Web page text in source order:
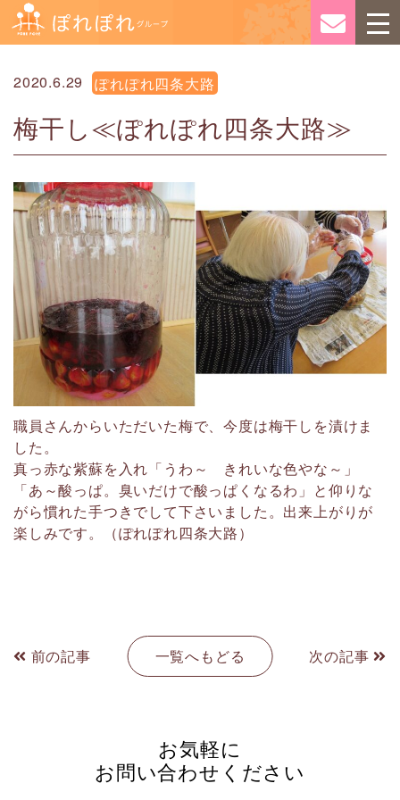
2020.6.29 ぽれぽれ四条大路
梅干し≪ぽれぽれ四条大路≫
職員さんからいただいた梅で、今度は梅干しを漬けま
した。
真っ赤な紫蘇を入れ「うわ～ きれいな色やな～」
「あ～酸っぱ。臭いだけで酸っぱくなるわ」と仰りな
がら慣れた手つきでして下さいました。出来上がりが
楽しみです。（ぽれぽれ四条大路）
前の記事 一覧へもどる 次の記事
お気軽に
お問い合わせください